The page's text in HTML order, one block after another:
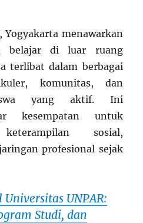
Yogyakarta menawarkan
belajar di luar ruang
terlibat dalam berbagai
komunitas, dan
yang aktif. Ini
kesempatan untuk
keterampilan sosial,
profesional sejak
Universitas UNPAR:
Studi, dan